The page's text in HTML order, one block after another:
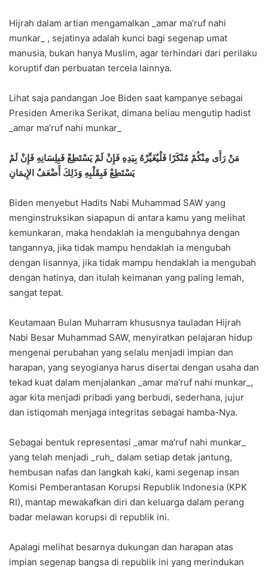
Hijrah dalam artian mengamalkan _amar ma’ruf nahi
munkar_ , sejatinya adalah kunci bagi segenap umat
manusia, bukan hanya Muslim, agar terhindari dari perilaku
koruptif dan perbuatan tercela lainnya.
Lihat saja pandangan Joe Biden saat kampanye sebagai
Presiden Amerika Serikat, dimana beliau mengutip hadist
_amar ma’ruf nahi munkar_
مَنْ رَأَى مِنْكُمْ مُنْكَرًا فَلْيُغَيِّرْهُ بِيَدِهِ فَإِنْ لَمْ يَسْتَطِعْ فَبِلِسَانِهِ فَإِنْ لَمْ
يَسْتَطِعْ فَبِقَلْبِهِ وَذَلِكَ أَضْعَفُ الإِيمَانِ
Biden menyebut Hadits Nabi Muhammad SAW yang
menginstruksikan siapapun di antara kamu yang melihat
kemunkaran, maka hendaklah ia mengubahnya dengan
tangannya, jika tidak mampu hendaklah ia mengubah
dengan lisannya, jika tidak mampu hendaklah ia mengubah
dengan hatinya, dan itulah keimanan yang paling lemah,
sangat tepat.
Keutamaan Bulan Muharram khususnya tauladan Hijrah
Nabi Besar Muhammad SAW, menyiratkan pelajaran hidup
mengenai perubahan yang selalu menjadi impian dan
harapan, yang seyogianya harus disertai dengan usaha dan
tekad kuat dalam menjalankan _amar ma’ruf nahi munkar_,
agar kita menjadi pribadi yang berbudi, sederhana, jujur
dan istiqomah menjaga integritas sebagai hamba-Nya.
Sebagai bentuk representasi _amar ma’ruf nahi munkar_
yang telah menjadi _ruh_ dalam setiap detak jantung,
hembusan nafas dan langkah kaki, kami segenap insan
Komisi Pemberantasan Korupsi Republik Indonesia (KPK
RI), mantap mewakafkan diri dan keluarga dalam perang
badar melawan korupsi di republik ini.
Apalagi melihat besarnya dukungan dan harapan atas
impian segenap bangsa di republik ini yang merindukan